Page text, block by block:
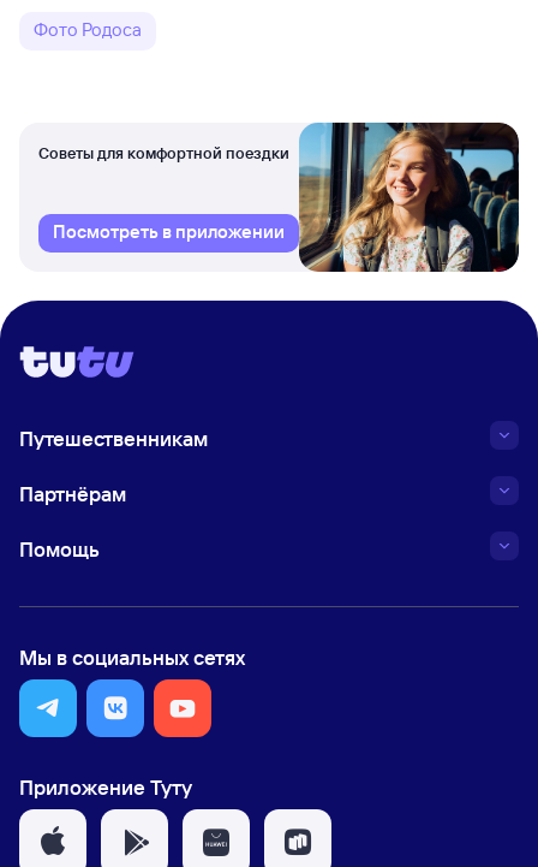
Фото Родоса
Советы для комфортной поездки
Посмотреть в приложении
Путешественникам
Партнёрам
Помощь
Мы в социальных сетях
Приложение Туту